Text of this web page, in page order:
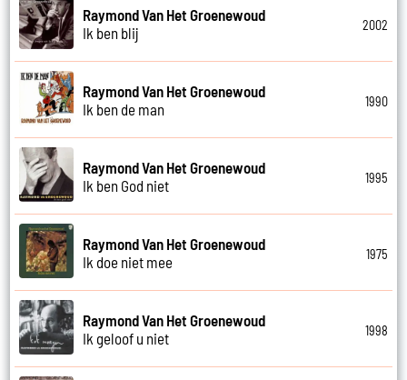
Raymond Van Het Groenewoud
Ik ben blij
2002
Raymond Van Het Groenewoud
Ik ben de man
1990
Raymond Van Het Groenewoud
Ik ben God niet
1995
Raymond Van Het Groenewoud
Ik doe niet mee
1975
Raymond Van Het Groenewoud
Ik geloof u niet
1998